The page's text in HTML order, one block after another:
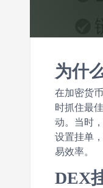
为什
在加密货
时抓住最
动。当时
设置挂单
易效率。
DEX